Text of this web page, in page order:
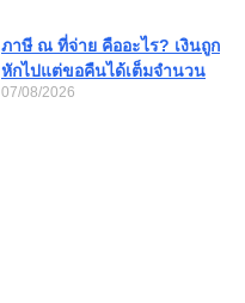
ภาษี ณ ที่จ่าย คืออะไร? เงินถูก
หักไปแต่ขอคืนได้เต็มจำนวน
07/08/2026